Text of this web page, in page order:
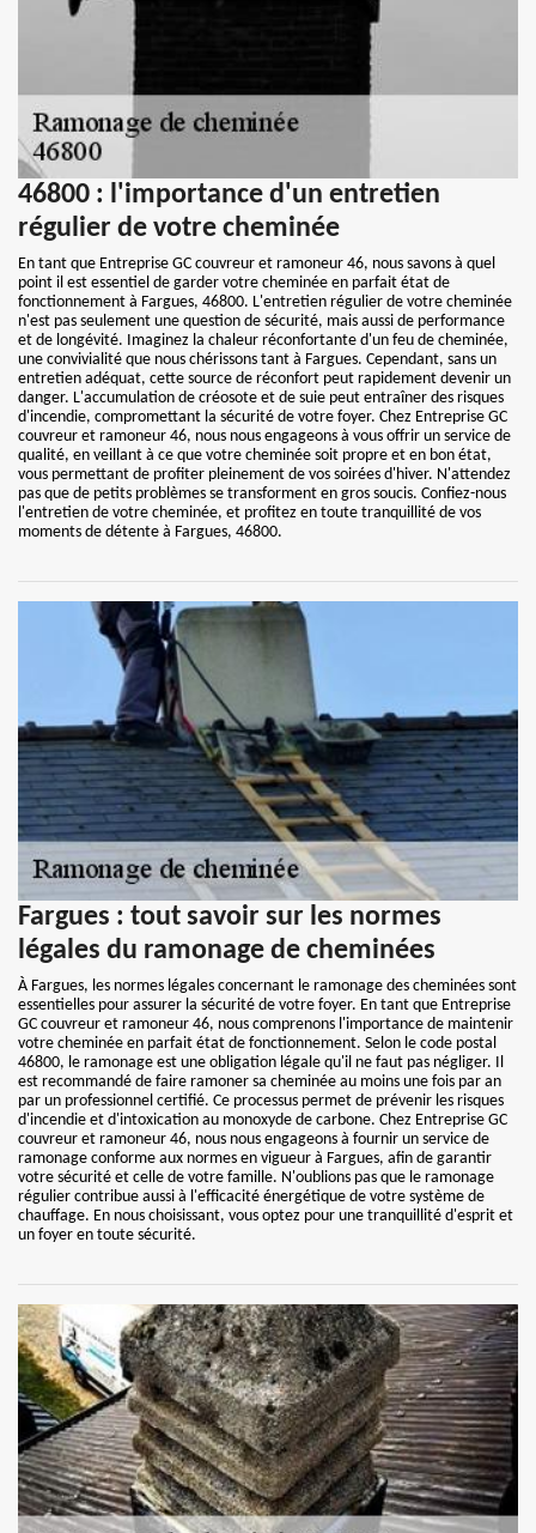
46800 : l'importance d'un entretien
régulier de votre cheminée
En tant que Entreprise GC couvreur et ramoneur 46, nous savons à quel
point il est essentiel de garder votre cheminée en parfait état de
fonctionnement à Fargues, 46800. L'entretien régulier de votre cheminée
n'est pas seulement une question de sécurité, mais aussi de performance
et de longévité. Imaginez la chaleur réconfortante d'un feu de cheminée,
une convivialité que nous chérissons tant à Fargues. Cependant, sans un
entretien adéquat, cette source de réconfort peut rapidement devenir un
danger. L'accumulation de créosote et de suie peut entraîner des risques
d'incendie, compromettant la sécurité de votre foyer. Chez Entreprise GC
couvreur et ramoneur 46, nous nous engageons à vous offrir un service de
qualité, en veillant à ce que votre cheminée soit propre et en bon état,
vous permettant de profiter pleinement de vos soirées d'hiver. N'attendez
pas que de petits problèmes se transforment en gros soucis. Confiez-nous
l'entretien de votre cheminée, et profitez en toute tranquillité de vos
moments de détente à Fargues, 46800.
Fargues : tout savoir sur les normes
légales du ramonage de cheminées
À Fargues, les normes légales concernant le ramonage des cheminées sont
essentielles pour assurer la sécurité de votre foyer. En tant que Entreprise
GC couvreur et ramoneur 46, nous comprenons l'importance de maintenir
votre cheminée en parfait état de fonctionnement. Selon le code postal
46800, le ramonage est une obligation légale qu'il ne faut pas négliger. Il
est recommandé de faire ramoner sa cheminée au moins une fois par an
par un professionnel certifié. Ce processus permet de prévenir les risques
d'incendie et d'intoxication au monoxyde de carbone. Chez Entreprise GC
couvreur et ramoneur 46, nous nous engageons à fournir un service de
ramonage conforme aux normes en vigueur à Fargues, afin de garantir
votre sécurité et celle de votre famille. N'oublions pas que le ramonage
régulier contribue aussi à l'efficacité énergétique de votre système de
chauffage. En nous choisissant, vous optez pour une tranquillité d'esprit et
un foyer en toute sécurité.